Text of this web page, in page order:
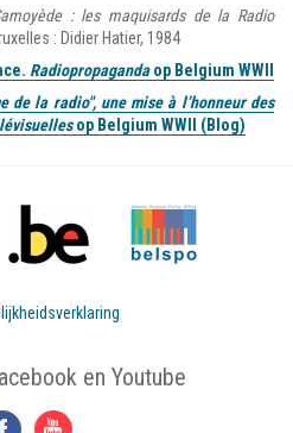
: les maquisards de la Radio
: Didier Hatier, 1984
Radiopropagandaop Belgium WWII
de la radio", une mise à l’honneur des
op Belgium WWII (Blog)
en Youtube